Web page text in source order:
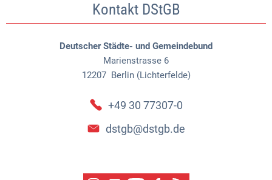
Kontakt DStGB
Deutscher Städte- und Gemeindebund
Marienstrasse 6
12207 Berlin (Lichterfelde)
+49 30 77307-0
dstgb@dstgb.de